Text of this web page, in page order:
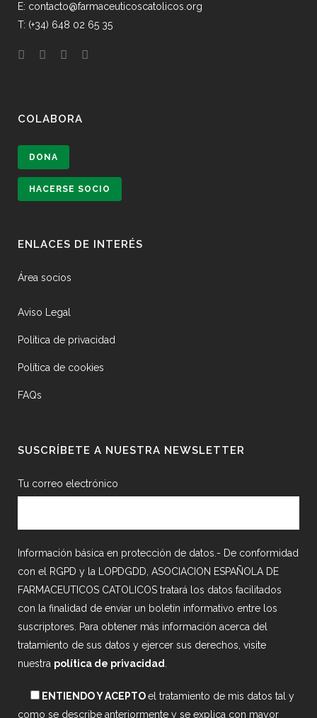
E: contacto@farmaceuticoscatolicos.org
T: (+34) 648 02 65 35
COLABORA
DONA
HACERSE SOCIO
ENLACES DE INTERÉS
Área socios
Aviso Legal
Política de privacidad
Política de cookies
FAQs
SUSCRÍBETE A NUESTRA NEWSLETTER
Tu correo electrónico
Información básica en protección de datos.- De conformidad
con el RGPD y la LOPDGDD, ASOCIACION ESPAÑOLA DE
FARMACEUTICOS CATOLICOS tratará los datos facilitados
con la finalidad de enviar un boletín informativo entre los
suscriptores. Para obtener más información acerca del
tratamiento de sus datos y ejercer sus derechos, visite
nuestra política de privacidad
ENTIENDO Y ACEPTOel tratamiento de mis datos tal y
como se describe anteriormente y se explica con mayor